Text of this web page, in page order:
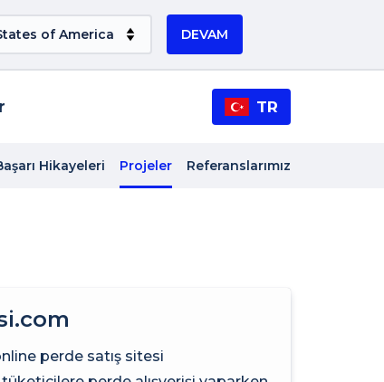
DEVAM
TR
Hikayeleri Projeler Referanslarımız
perde satış sitesi